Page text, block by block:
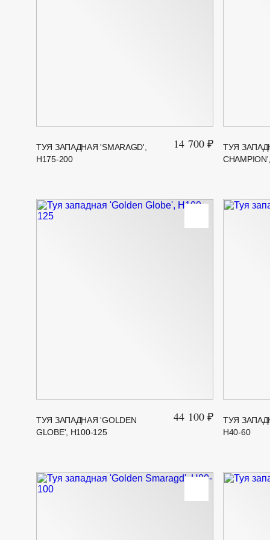
ТУЯ ЗАПАДНАЯ 'SMARAGD',
H175-200
14 700 ₽
ТУЯ
ТУЯ ЗАПАДНАЯ 'GOLDEN
GLOBE', H100-125
44 100 ₽
ТУЯ
H40-60